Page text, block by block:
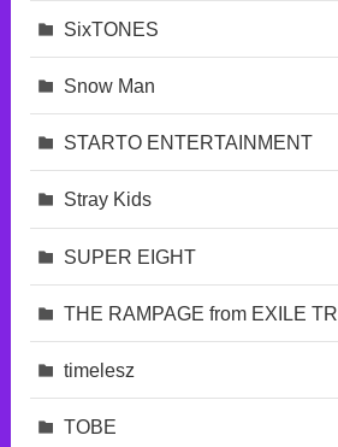
SixTONES
Snow Man
STARTO ENTERTAINMENT
Stray Kids
SUPER EIGHT
THE RAMPAGE from EXILE
timelesz
TOBE